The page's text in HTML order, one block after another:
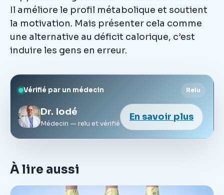
Il améliore le profil métabolique et soutient
la motivation. Mais présenter cela comme
une alternative au déficit calorique, c’est
induire les gens en erreur.
Vérifié par un médecin Relu
Dr. Iodé
Médecin — relu et vérifié
En savoir plus
À lire aussi